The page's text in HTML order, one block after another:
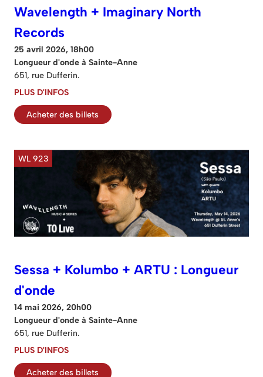
Wavelength + Imaginary North
Records
25 avril 2026, 18h00
Longueur d'onde à Sainte-Anne
651, rue Dufferin.
PLUS D'INFOS
Acheter des billets
WL 923
Sessa + Kolumbo + ARTU : Longueur
d'onde
14 mai 2026, 20h00
Longueur d'onde à Sainte-Anne
651, rue Dufferin.
PLUS D'INFOS
Acheter des billets